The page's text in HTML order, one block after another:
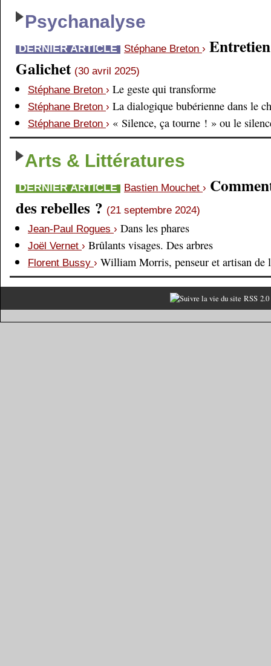
Psychanalyse
DERNIER ARTICLE Stéphane Breton ›
Galichet (30 avril 2025)
Stéphane Breton › Le geste qui transforme
Stéphane Breton › La dialogique bubérienne dans le
Stéphane Breton › « Silence, ça tourne ! » ou le
Arts & Littératures
DERNIER ARTICLE Bastien Mouchet ›
des rebelles ? (21 septembre 2024)
Jean-Paul Rogues › Dans les phares
Joël Vernet › Brûlants visages. Des arbres
Florent Bussy › William Morris, penseur et artisan de
RSS 2.0